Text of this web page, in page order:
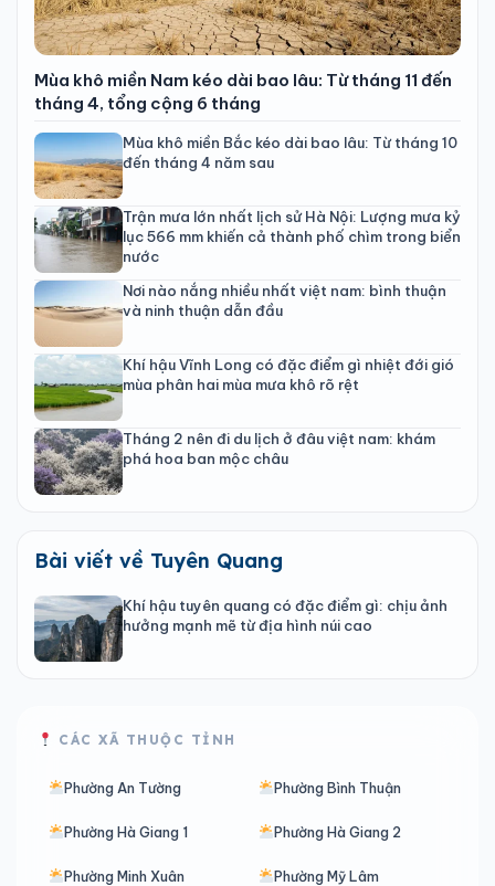
Mùa khô miền Nam kéo dài bao lâu: Từ tháng 11 đến
tháng 4, tổng cộng 6 tháng
Mùa khô miền Bắc kéo dài bao lâu: Từ tháng 10
đến tháng 4 năm sau
Trận mưa lớn nhất lịch sử Hà Nội: Lượng mưa kỷ
lục 566 mm khiến cả thành phố chìm trong biển
nước
Nơi nào nắng nhiều nhất việt nam: bình thuận
và ninh thuận dẫn đầu
Khí hậu Vĩnh Long có đặc điểm gì nhiệt đới gió
mùa phân hai mùa mưa khô rõ rệt
Tháng 2 nên đi du lịch ở đâu việt nam: khám
phá hoa ban mộc châu
Bài viết về Tuyên Quang
Khí hậu tuyên quang có đặc điểm gì: chịu ảnh
hưởng mạnh mẽ từ địa hình núi cao
CÁC XÃ THUỘC TỈNH
Phường An Tường Phường Bình Thuận
Phường Hà Giang 1 Phường Hà Giang 2
Phường Minh Xuân Phường Mỹ Lâm